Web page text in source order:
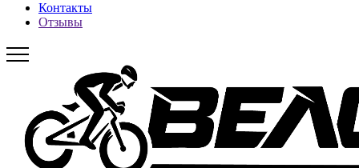
Контакты
Отзывы